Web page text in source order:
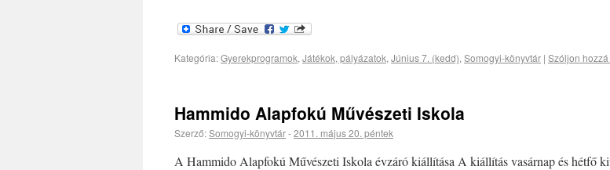
Kategória:Gyerekprogramok, Játékok, pályázatok, Június 7. (kedd), Somogyi-könyvtár | Szóljon hozzá
Hammido Alapfokú Művészeti Iskola
Szerző:Somogyi-könyvtár-2011. május 20. péntek
A Hammido Alapfokú Művészeti Iskola évzáró kiállítása A kiállítás vasárnap és hétfő